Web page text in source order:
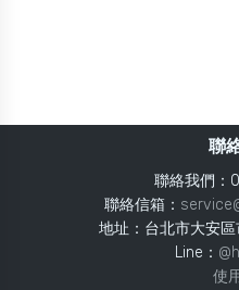
聯
聯絡我們：
聯絡信箱：
地址：台北市大安
Line：
使